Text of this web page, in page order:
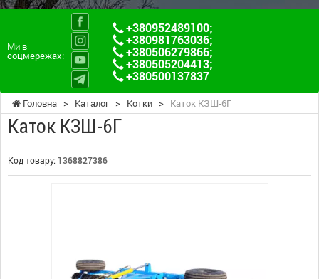
Ми в
соцмережах:
+380952489100;
+380981763036;
+380506279866;
+380505204413;
+380500137837
Головна > Каталог > Котки > Каток КЗШ-6Г
Каток КЗШ-6Г
Код товару: 1368827386